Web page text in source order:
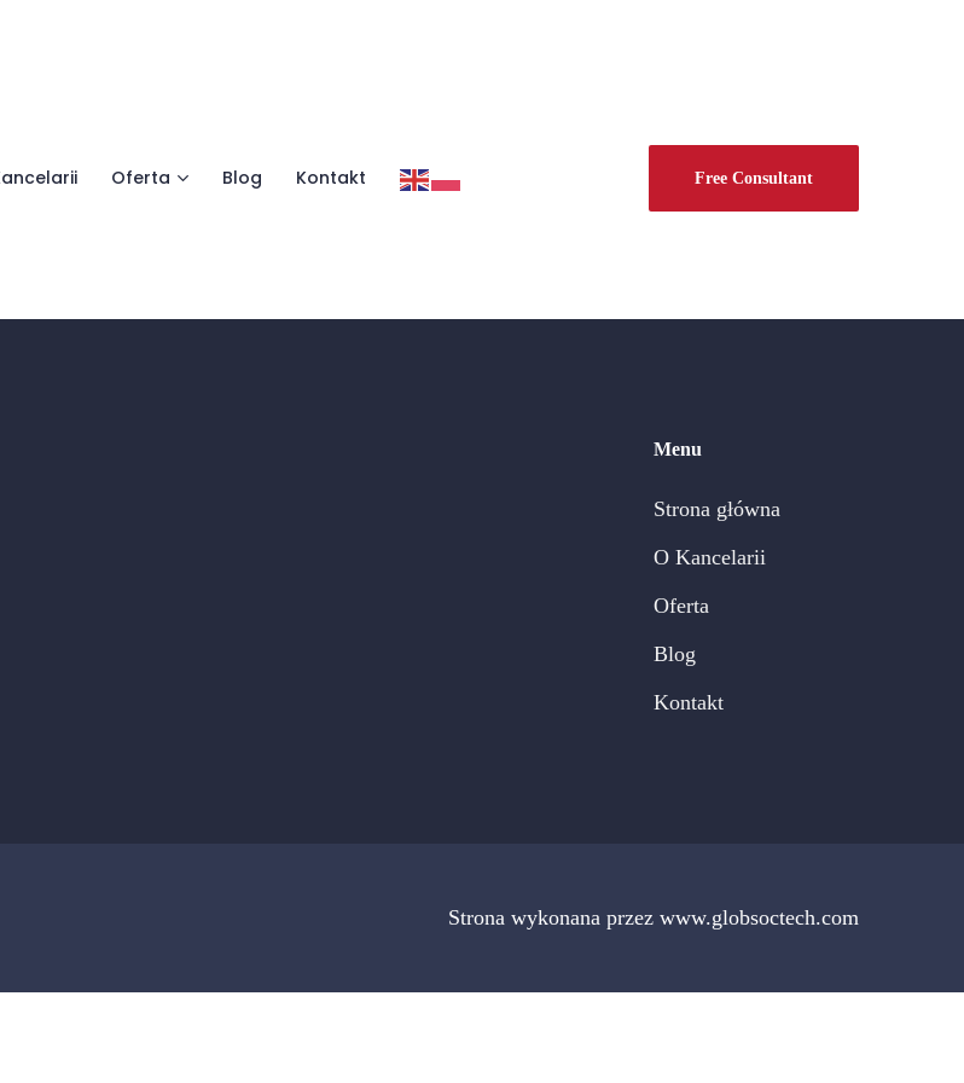
Oferta Blog Kontakt Free Consultant
Menu
Strona główna
O Kancelarii
Oferta
Blog
Kontakt
Strona wykonana przez www.globsoctech.com